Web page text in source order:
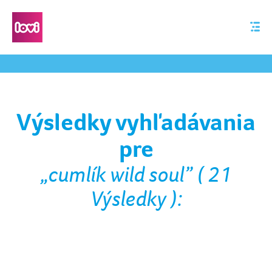
Výsledky vyhľadávania
pre
„cumlík wild soul” ( 21
Výsledky ):